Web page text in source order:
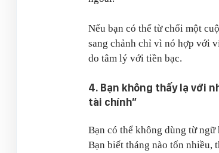
Nếu bạn có thể từ chối một
sang chảnh chỉ vì nó hợp với
do tâm lý với tiền bạc.
4. Bạn không thấy lạ với
tài chính”
Bạn có thể không dùng từ
Bạn biết tháng nào tốn nhiều,